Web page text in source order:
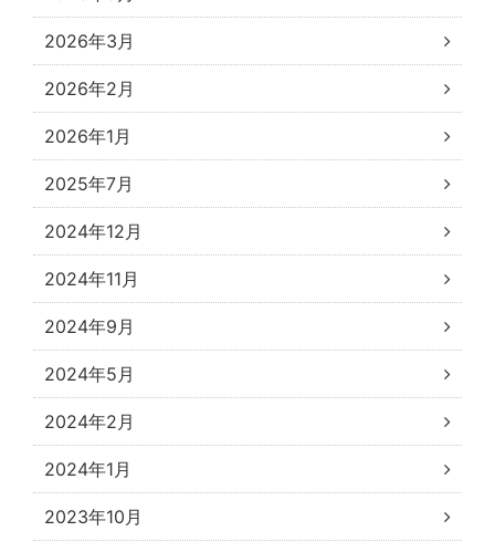
2026年3月
2026年2月
2026年1月
2025年7月
2024年12月
2024年11月
2024年9月
2024年5月
2024年2月
2024年1月
2023年10月